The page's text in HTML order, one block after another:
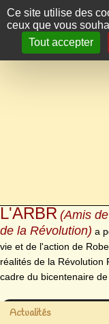
Panneau de gestion des
Ce site utilise des
ceux que vous
Tout accepter
L'ARBR (Amis
de la Révolution) a
vie et de l'action de
réalités de la Révolution
cadre du bicentenaire
Actualités